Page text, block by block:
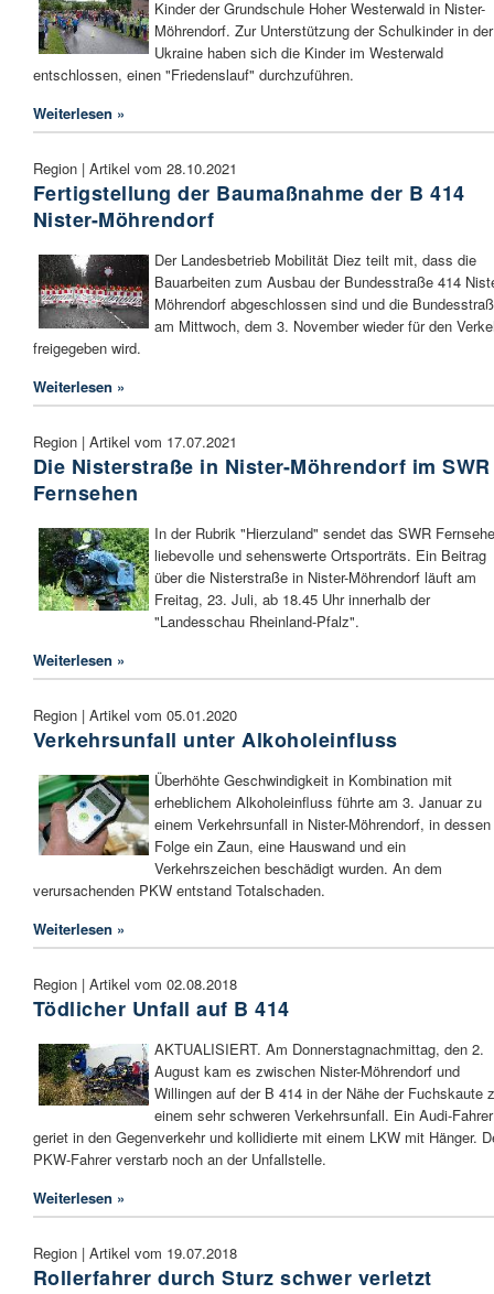
Kinder der Grundschule Hoher Westerwald in Nister-
Möhrendorf. Zur Unterstützung der Schulkinder in der
Ukraine haben sich die Kinder im Westerwald
entschlossen, einen "Friedenslauf" durchzuführen.
Weiterlesen »
Region | Artikel vom 28.10.2021
Fertigstellung der Baumaßnahme der B 414
Nister-Möhrendorf
Der Landesbetrieb Mobilität Diez teilt mit, dass die
Bauarbeiten zum Ausbau der Bundesstraße 414
Möhrendorf abgeschlossen sind und die
am Mittwoch, dem 3. November wieder für den
freigegeben wird.
Weiterlesen »
Region | Artikel vom 17.07.2021
Die Nisterstraße in Nister-Möhrendorf im SWR
Fernsehen
In der Rubrik "Hierzuland" sendet das SWR
liebevolle und sehenswerte Ortsporträts. Ein Beitrag
über die Nisterstraße in Nister-Möhrendorf läuft am
Freitag, 23. Juli, ab 18.45 Uhr innerhalb der
"Landesschau Rheinland-Pfalz".
Weiterlesen »
Region | Artikel vom 05.01.2020
Verkehrsunfall unter Alkoholeinfluss
Überhöhte Geschwindigkeit in Kombination mit
erheblichem Alkoholeinfluss führte am 3. Januar zu
einem Verkehrsunfall in Nister-Möhrendorf, in dessen
Folge ein Zaun, eine Hauswand und ein
Verkehrszeichen beschädigt wurden. An dem
verursachenden PKW entstand Totalschaden.
Weiterlesen »
Region | Artikel vom 02.08.2018
Tödlicher Unfall auf B 414
AKTUALISIERT. Am Donnerstagnachmittag, den 2.
August kam es zwischen Nister-Möhrendorf und
Willingen auf der B 414 in der Nähe der Fuchskaute
einem sehr schweren Verkehrsunfall. Ein Audi-Fahrer
geriet in den Gegenverkehr und kollidierte mit einem LKW mit Hänger.
PKW-Fahrer verstarb noch an der Unfallstelle.
Weiterlesen »
Region | Artikel vom 19.07.2018
Rollerfahrer durch Sturz schwer verletzt